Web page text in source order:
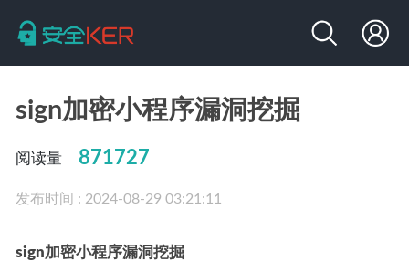
sign加密小程序漏洞挖掘
阅读量 871727
发布时间 : 2024-08-29 03:21:11
sign加密小程序漏洞挖掘